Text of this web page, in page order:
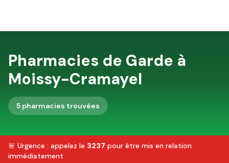
Pharmacies de Garde à
Moissy-Cramayel
5 pharmacies trouvées
🚨 Urgence : appelez le 3237 pour être mis en relation
immédiatement